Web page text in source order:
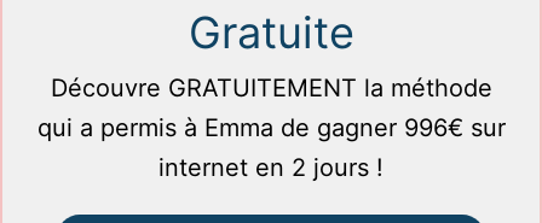
Gratuite
Découvre GRATUITEMENT la méthode
qui a permis à Emma de gagner 996€ sur
internet en 2 jours !